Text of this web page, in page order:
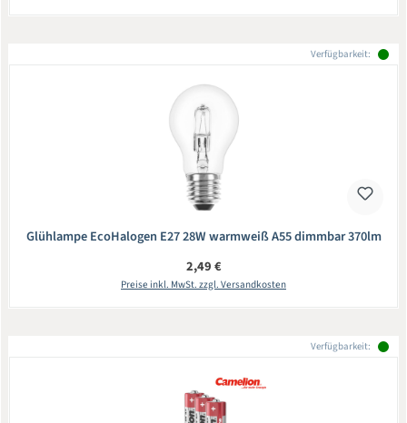
Verfügbarkeit:
Glühlampe EcoHalogen E27 28W warmweiß A55 dimmbar 370lm
Regulärer Preis:
2,49 €
Preise inkl. MwSt. zzgl. Versandkosten
Verfügbarkeit: